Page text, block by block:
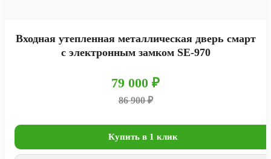
Входная утепленная металлическая дверь смарт
с электронным замком SE-970
79 000 ₽
86 900 ₽
Купить в 1 клик